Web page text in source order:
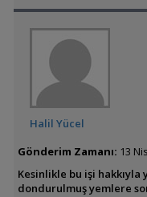
Halil Yücel
Gönderim Zamanı: 13
Kesinlikle bu işi
dondurulmuş yemlere